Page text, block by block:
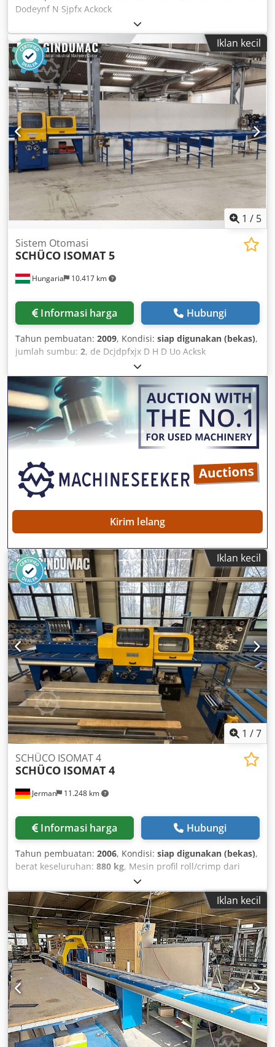
Dodeynf N Sjpfx Ackock
Iklan kecil
1 / 5
Hungaria 10.417 km
Sistem Otomasi
SCHÜCO ISOMAT 5
Informasi harga Hubungi
Tahun pembuatan: 2009, Kondisi: siap digunakan (bekas),
jumlah sumbu: 2, de Dcjdpfxjx D H D Uo Acksk
Kirim lelang
Iklan kecil
1 /7
Jerman 11.248 km
SCHÜCO ISOMAT 4
SCHÜCO ISOMAT 4
Informasi harga Hubungi
Tahun pembuatan: 2006, Kondisi: siap digunakan (bekas),
berat keseluruhan: 880 kg, Mesin profil roll/crimp dari
tahun 2006. SCHÜCO ISOMAT 4 ini memiliki tekanan
operasi maksimum 0,8 MPa dan tekanan nominal 0,7 MPa.
Dengan berat mesin 880 kg serta set rol pengaman
tambahan seberat 250 kg, mesin ini dirancang untuk
kinerja yang tangguh. Jika Anda mencari mesin profil roll
berkualitas tinggi, pertimbangkan SCHÜCO ISOMAT 4 yang
kami tawarkan untuk dijual. Hubungi kami untuk detail
lebih lanjut. • Tegangan suplai: 400 V • Frekuensi: 50 Hz •
Arus nominal: 3,5 A • Daya: 1,2 kW • Tekanan operasi
maksimum: 0,8 MPa • Tekanan nominal: 0,7 MPa
Dcodpfeypcilsx Ackek Perlengkapan tambahan • Opsional:
set rol besar dan aksesori, set rol pengaman (set rol
penyeimbang), 250 kg
Iklan kecil